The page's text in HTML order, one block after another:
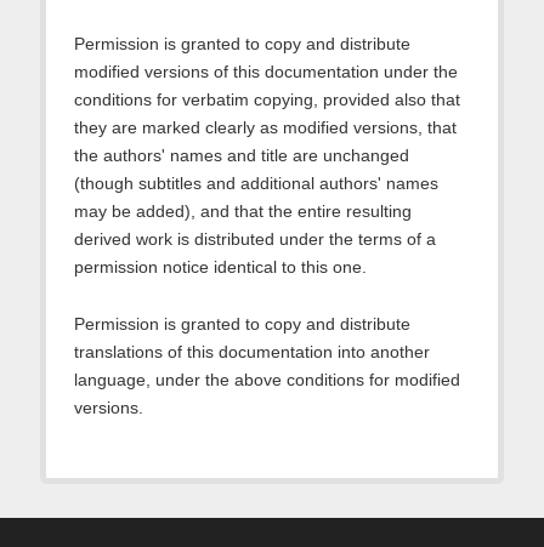
Permission is granted to copy and distribute
modified versions of this documentation under the
conditions for verbatim copying, provided also that
they are marked clearly as modified versions, that
the authors' names and title are unchanged
(though subtitles and additional authors' names
may be added), and that the entire resulting
derived work is distributed under the terms of a
permission notice identical to this one.
Permission is granted to copy and distribute
translations of this documentation into another
language, under the above conditions for modified
versions.